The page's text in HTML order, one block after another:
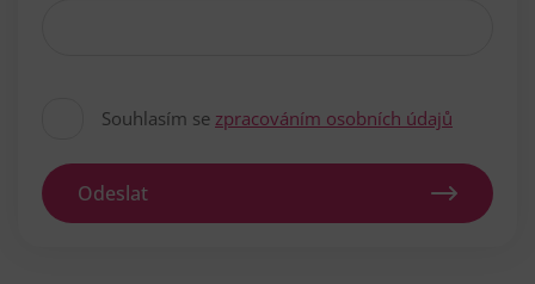
Souhlasím se zpracováním osobních údajů
Odeslat